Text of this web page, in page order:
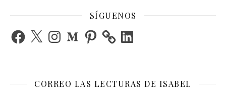
SÍGUENOS
Facebook
X InstagramMediumPinterest LinkedIn
CORREO LAS LECTURAS DE ISABEL